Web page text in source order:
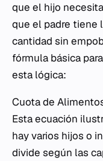
que el hijo
que el padre tiene
cantidad sin
fórmula básica
esta lógica:
Cuota de
Esta ecuación
hay varios hijos o
divide según las